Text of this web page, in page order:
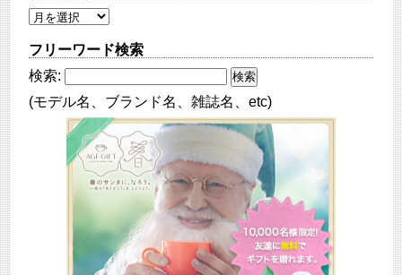
フリーワード検索
検索:
(モデル名、ブランド名、雑誌名、etc)